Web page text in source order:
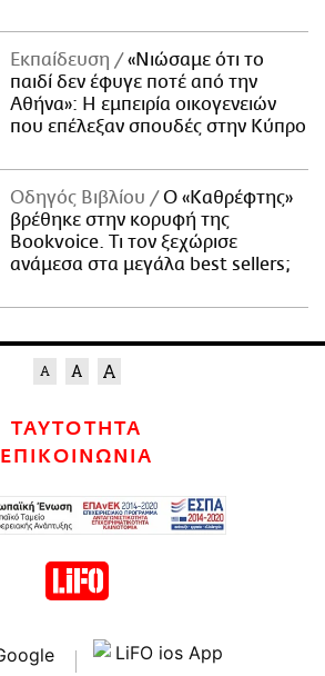
Εκπαίδευση
«Νιώσαμε ότι το
παιδί δεν έφυγε ποτέ από την
Αθήνα»: Η εμπειρία οικογενειών
που επέλεξαν σπουδές στην Κύπρο
Οδηγός Βιβλίου
Ο «Καθρέφτης»
βρέθηκε στην κορυφή της
Bookvoice. Τι τον ξεχώρισε
ανάμεσα στα μεγάλα best sellers;
ΤΑΥΤΟΤΗΤΑ
ΕΠΙΚΟΙΝΩΝΙΑ